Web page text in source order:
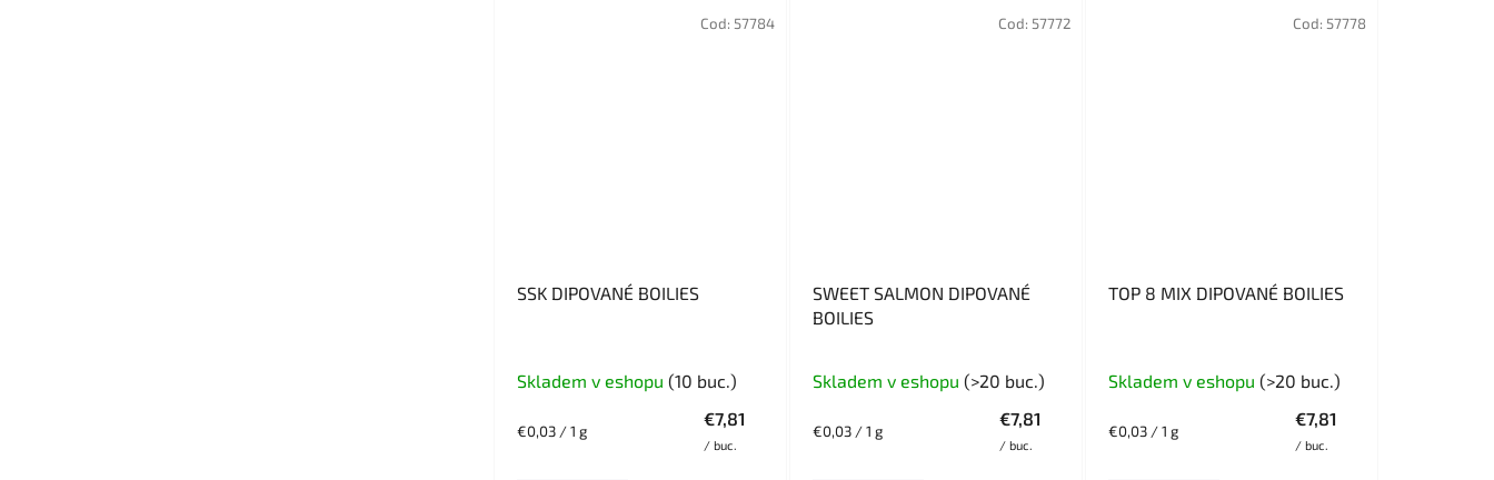
SSK DIPOVANÉ BOILIES
Skladem v eshopu (10 buc.)
€7,81
/ buc.
Evaluare
€0,03 / 1 g
Cod: 57784
SWEET SALMON DIPOVANÉ
BOILIES
Skladem v eshopu (>20 buc.)
€7,81
/ buc.
Evaluare
€0,03 / 1 g
Cod: 57772
TOP 8 MIX DIPOVANÉ BOILIES
Skladem v eshopu (>20 buc.)
€7,81
/ buc.
Evaluare
€0,03 / 1 g
Cod: 57778